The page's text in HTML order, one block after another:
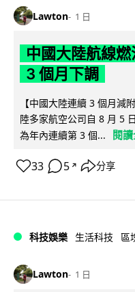
Lawton 1 日
中國大陸航線
3 個月下調
【中國大陸連續 3 個月減
陸多家航空公司自 8 月 5
為年內連續第 3 個...
閱
33 5 ↗ 分享
科技娛樂 生活科技 區
Lawton 1 日